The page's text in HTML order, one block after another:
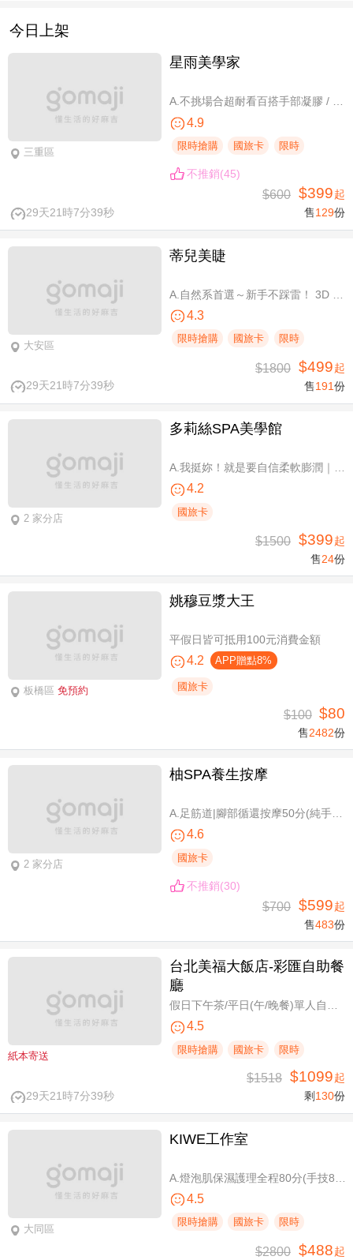
今日上架
三重區
星雨美學家
A.不挑場合超耐看百搭手部凝膠 / B.經典私藏手部凝膠設計款 / C.讓指尖擦出高級感足部凝膠 / D.風靡小紅書足部凝膠設計款 / E.CUCCIO足深層去足繭保養 / F.自然輕盈無負擔-微妝3D 120根嫁接
4.9
限時搶購 國旅卡 限時
不推銷(45)
29天21時7分39秒
$600 $399起
售129份
大安區
蒂兒美睫
4.3
限時搶購 國旅卡 限時
29天21時7分39秒
$1800 $499起
售191份
2 家分店
多莉絲SPA美學館
4.2
國旅卡
$1500 $399起
售24份
板橋區 免預約
姚穆豆漿大王
平假日皆可抵用100元消費金額
4.2 APP贈點8%
國旅卡
$100 $80
售2482份
2 家分店
柚SPA養生按摩
A.足筋道|腳部循還按摩50分(純手技40分) / B.五感按摩全身舒壓(指/油壓 二選一)70分(純手技70分) / C.深層暖筋|黑玉熱石全身舒壓70分(手技60分)
4.6
國旅卡
不推銷(30)
$700 $599起
售483份
紙本寄送
台北美福大飯店-彩匯自助餐
廳
4.5
限時搶購 國旅卡 限時
29天21時7分39秒
$1518 $1099起
剩 130份
大同區
KIWE工作室
4.5
限時搶購 國旅卡 限時
$2800 $488起